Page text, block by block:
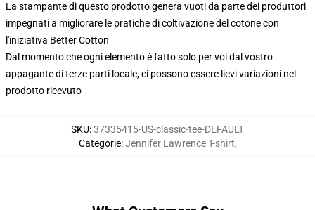
La stampante di questo prodotto genera vuoti da parte dei produttori
impegnati a migliorare le pratiche di coltivazione del cotone con
l'iniziativa Better Cotton
Dal momento che ogni elemento è fatto solo per voi dal vostro
appagante di terze parti locale, ci possono essere lievi variazioni nel
prodotto ricevuto
SKU:37335415-US-classic-tee-DEFAULT
Categorie:Jennifer Lawrence T-shirt,